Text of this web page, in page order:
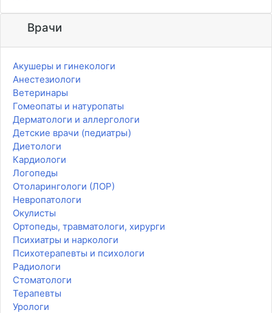
Врачи
Акушеры и гинекологи
Анестезиологи
Ветеринары
Гомеопаты и натуропаты
Дерматологи и аллергологи
Детские врачи (педиатры)
Диетологи
Кардиологи
Логопеды
Отоларингологи (ЛОР)
Невропатологи
Окулисты
Ортопеды, травматологи, хирурги
Психиатры и наркологи
Психотерапевты и психологи
Радиологи
Стоматологи
Терапевты
Урологи